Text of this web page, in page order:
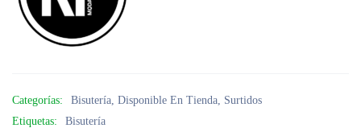
Categorías: Bisutería, Disponible En Tienda, Surtidos
Etiquetas:
Bisutería